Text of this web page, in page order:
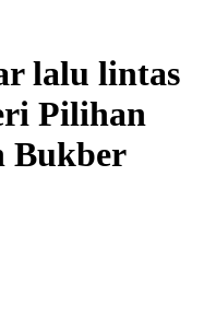
lalu lintas
Pilihan
Bukber